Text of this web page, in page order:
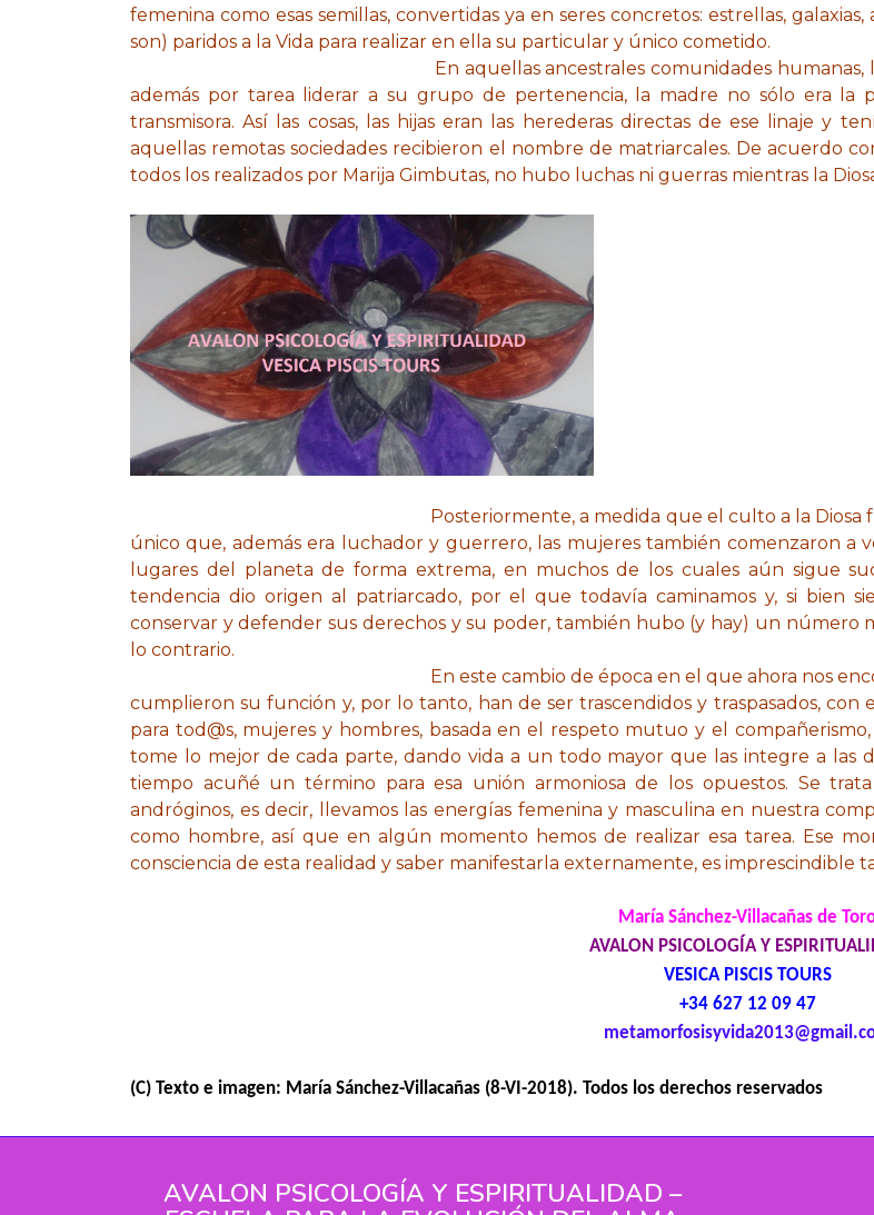
femenina como esas semillas, convertidas ya en seres concretos: estrellas,
son) paridos a la Vida para realizar en ella su particular y único cometido.
En aquellas ancestrales comunidades
además por tarea liderar a su grupo de pertenencia, la madre no sólo era la
transmisora. Así las cosas, las hijas eran las herederas directas de ese linaje y
aquellas remotas sociedades recibieron el nombre de matriarcales. De acuerdo
todos los realizados por Marija Gimbutas, no hubo luchas ni guerras mientras la
Posteriormente, a medida que el culto a la
único que, además era luchador y guerrero, las mujeres también comenzaron a
lugares del planeta de forma extrema, en muchos de los cuales aún sigue
tendencia dio origen al patriarcado, por el que todavía caminamos y, si bien
conservar y defender sus derechos y su poder, también hubo (y hay) un número
lo contrario.
En este cambio de época en el que ahora nos
cumplieron su función y, por lo tanto, han de ser trascendidos y traspasados,
para tod@s, mujeres y hombres, basada en el respeto mutuo y el
tome lo mejor de cada parte, dando vida a un todo mayor que las integre a las
tiempo acuñé un término para esa unión armoniosa de los opuestos. Se
andróginos, es decir, llevamos las energías femenina y masculina en nuestra
como hombre, así que en algún momento hemos de realizar esa tarea. Ese
consciencia de esta realidad y saber manifestarla externamente, es imprescindible
María Sánchez-Villacañas de
AVALON PSICOLOGÍA Y
VESICA PISCIS TOURS
+34 627 12 09 47
metamorfosisyvida2013
(C) Texto e imagen: María Sánchez-Villacañas (8-VI-2018). Todos los derechos reservados
AVALON PSICOLOGÍA Y ESPIRITUALIDAD –